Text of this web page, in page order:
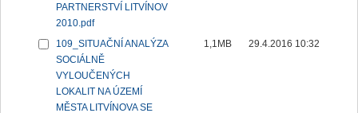
PARTNERSTVÍ LITVÍNOV
2010.pdf
109_SITUAČNÍ ANALÝZA
SOCIÁLNĚ
VYLOUČENÝCH
LOKALIT NA ÚZEMÍ
MĚSTA LITVÍNOVA SE
1,1MB 29.4.2016 10:32